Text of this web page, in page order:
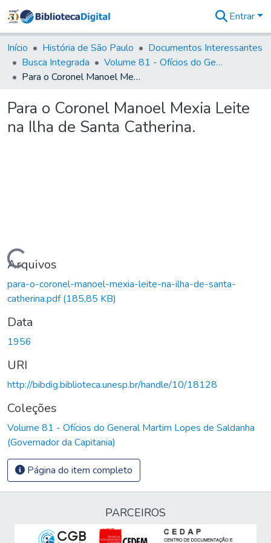
&
Coleções
Tudo na
Biblioteca
Estatísticas
Entrar
Início História de São Paulo
Documentos Interessantes
Busca Integrada
Volume 81 - Ofícios do General Martim Lopes de Saldanha (Governador da Capitania)
Para o Coronel Manoel Mexia Leite na Ilha de Santa Catherina.
Para o Coronel Manoel Mexia Leite
na Ilha de Santa Catherina.
Carregando...
Arquivos
para-o-coronel-manoel-mexia-leite-na-ilha-de-santa-
catherina.pdf(185,85 KB)
Data
1956
URI
http://bibdig.biblioteca.unesp.br/handle/10/18128
Coleções
Volume 81 - Ofícios do General Martim Lopes de Saldanha
(Governador da Capitania)
Página do item completo
PARCEIROS